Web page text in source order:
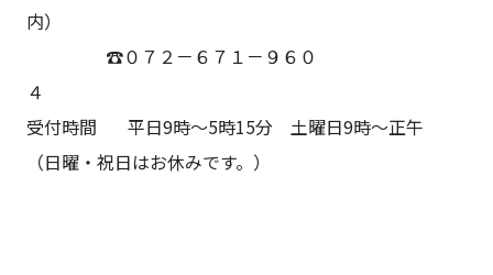
内
☎０７２－６７１－９６０
受付時間 平日9時～5時15分 土曜日9時～正午
（日曜・祝日はお休みです。）